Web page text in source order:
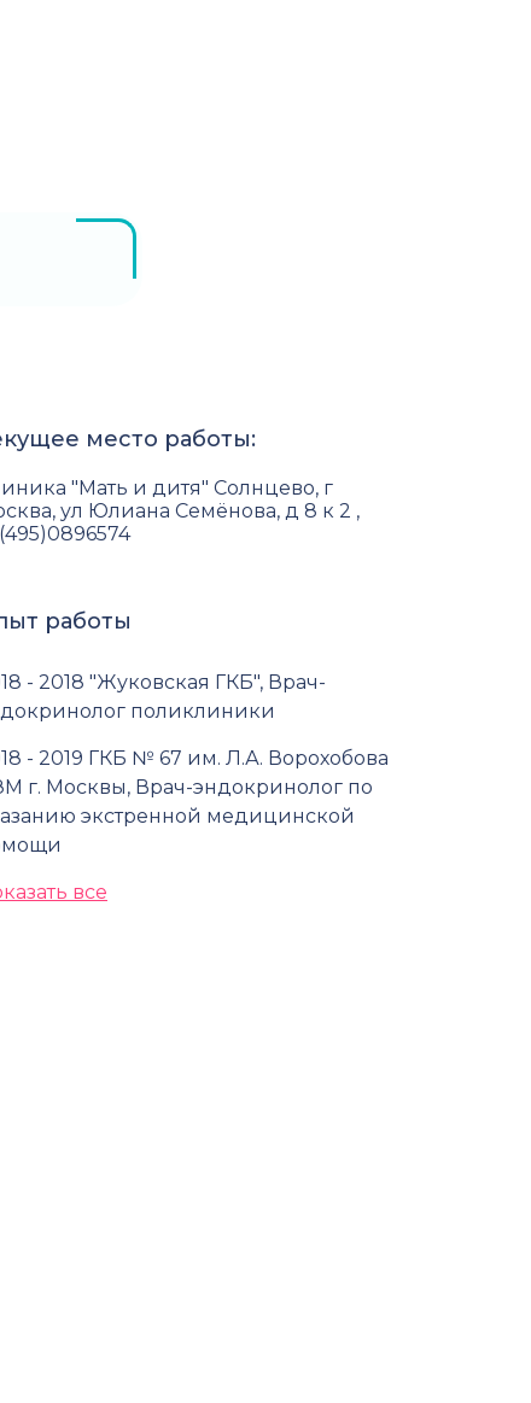
место работы:
"Мать и дитя" Солнцево, г
ул Юлиана Семёнова, д 8 к 2 ,
работы
- 2018 "Жуковская ГКБ", Врач-
поликлиники
- 2019 ГКБ № 67 им. Л.А. Ворохобова
г. Москвы, Врач-эндокринолог по
экстренной медицинской
все